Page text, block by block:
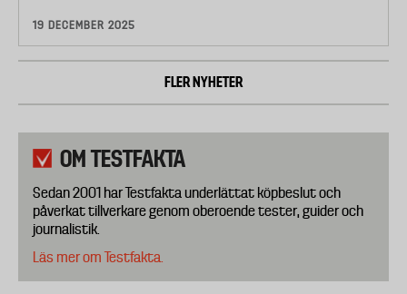
19 DECEMBER 2025
FLER NYHETER
OM TESTFAKTA
Sedan 2001 har Testfakta underlättat köpbeslut och
påverkat tillverkare genom oberoende tester, guider och
journalistik.
Läs mer om Testfakta.